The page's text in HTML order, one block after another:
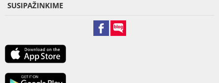
SUSIPAŽINKIME